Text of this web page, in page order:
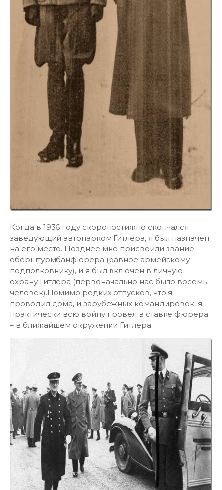
Когда в 1936 году скоропостижно скончался
заведующий автопарком Гитлера, я был назначен
на его место. Позднее мне присвоили звание
оберштурмбанфюрера (равное армейскому
подполковнику), и я был включен в личную
охрану Гитлера (первоначально нас было восемь
человек).Помимо редких отпусков, что я
проводил дома, и зарубежных командировок, я
практически всю войну провел в ставке фюрера
– в ближайшем окружении Гитлера.